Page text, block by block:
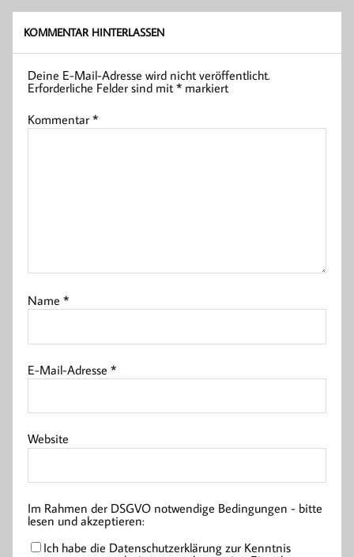
KOMMENTAR HINTERLASSEN
Deine E-Mail-Adresse wird nicht veröffentlicht.
Erforderliche Felder sind mit* markiert
Kommentar*
Name*
E-Mail-Adresse*
Website
Im Rahmen der DSGVO notwendige Bedingungen - bitte
lesen und akzeptieren:
Ich habe die Datenschutzerklärung zur Kenntnis